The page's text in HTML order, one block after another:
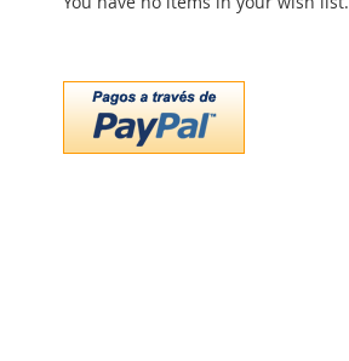
ADD
TO
ADD
TO
WISH
ADD
TO
ADD
TO
ADD
Add to Cart
TO
WISH
ADD
TO